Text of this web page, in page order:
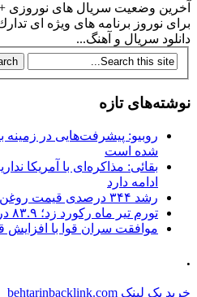
آخرین وضعیت سریال های نوروزی
برای نوروز برنامه های ویژه ای
دانلود سریال و آهنگ...
نوشته‌های تازه
روبیو: پیشرفت‌هایی در
شده است
بقائی: مذاکره‌ای با آمریکا
ادامه دارد
رشد ۳۴۴ درصدی قیمت روغن/ لبنیات چقدر گران شد؟
تورم تیر ماه رکورد زد؛ ۸۳.۹ درصد
موافقت سران قوا با افزایش
.
خرید بک لینک behtarinbacklink.com